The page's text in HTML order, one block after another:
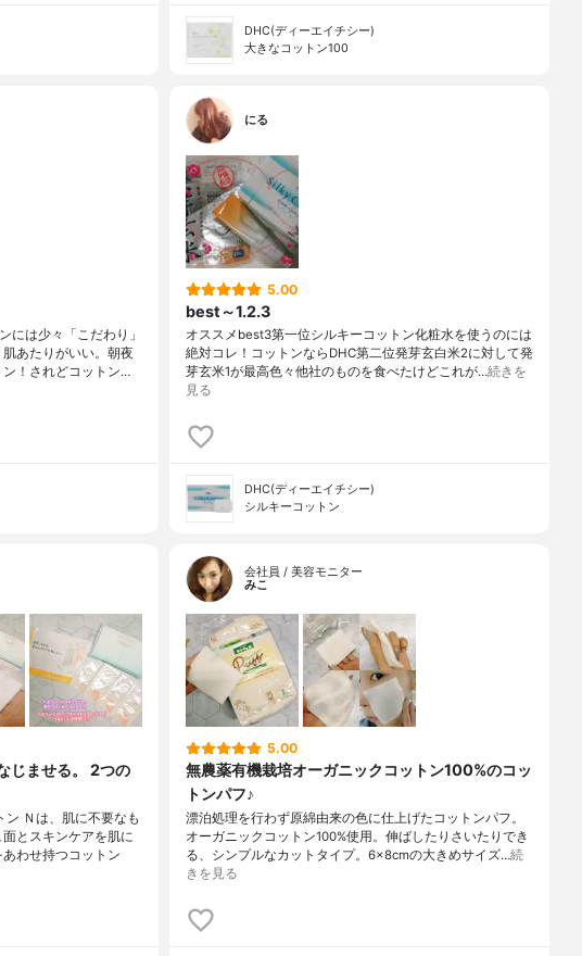
DHC(ディーエイチシー)
大きなコットン100
には少々「こだわり」
あたりがいい。朝夜
！されどコットン…
にる
5.00
best～1.2.3
オススメbest3第一位シルキーコットン化粧水を使うのには
絶対コレ！コットンならDHC第二位発芽玄白米2に対して発
芽玄米1が最高色々他社のものを食べたけどこれが…続きを
見る
DHC(ディーエイチシー)
シルキーコットン
じませる。 2つの
Ｎは、肌に不要なも
とスキンケアを肌に
わせ持つコットン
会社員 / 美容モニター
みこ
5.00
無農薬有機栽培オーガニックコットン100%のコッ
トンパフ♪
漂泊処理を行わず原綿由来の色に仕上げたコットンパフ。
オーガニックコットン100%使用。伸ばしたりさいたりでき
る、シンプルなカットタイプ。6×8cmの大きめサイズ…続
きを見る